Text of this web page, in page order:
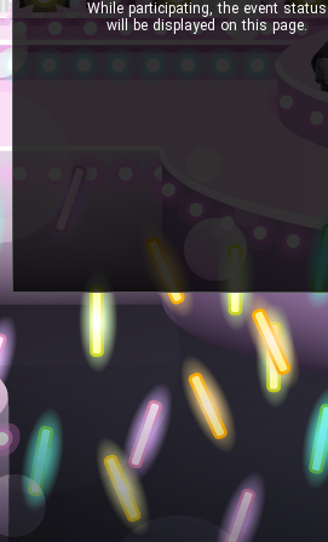
While participating, the event status
will be displayed on this page.